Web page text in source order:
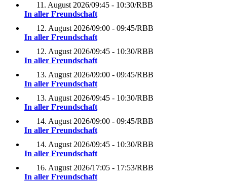
11. August 2026/09:45 - 10:30/RBB
In aller Freundschaft
12. August 2026/09:00 - 09:45/RBB
In aller Freundschaft
12. August 2026/09:45 - 10:30/RBB
In aller Freundschaft
13. August 2026/09:00 - 09:45/RBB
In aller Freundschaft
13. August 2026/09:45 - 10:30/RBB
In aller Freundschaft
14. August 2026/09:00 - 09:45/RBB
In aller Freundschaft
14. August 2026/09:45 - 10:30/RBB
In aller Freundschaft
16. August 2026/17:05 - 17:53/RBB
In aller Freundschaft